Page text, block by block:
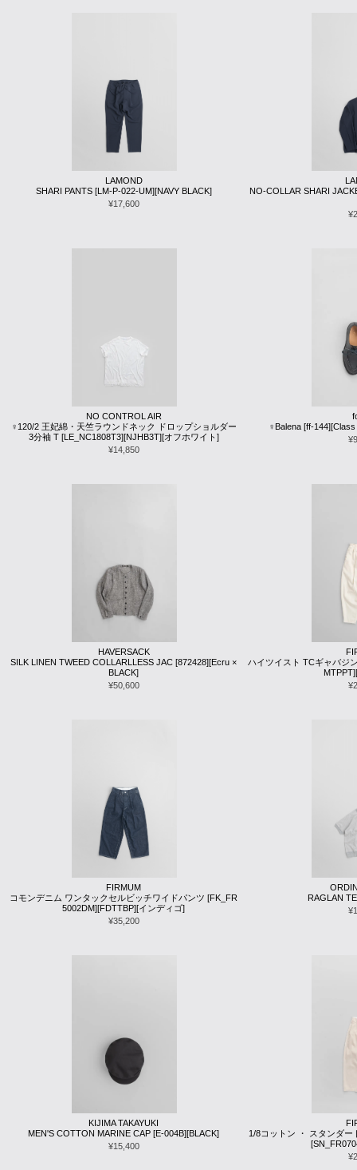
LAMOND
SHARI PANTS [LM-P-022-UM][NAVY BLACK]
¥17,600
NO-COLLAR SHARI
NO CONTROL AIR
♀120/2 王妃綿・天竺ラウンドネック ドロップショルダー
3分袖 T [LE_NC1808T3][NJHB3T][オフホワイト]
¥14,850
♀Balena [ff-
HAVERSACK
SILK LINEN TWEED COLLARLLESS JAC [872428][Ecru ×
BLACK]
¥50,600
ハイツイスト TCギャバジ
FIRMUM
コモンデニム ワンタックセルビッチワイドパンツ [FK_FR
5002DM][FDTTBP][インディゴ]
¥35,200
RAGLAN
KIJIMA TAKAYUKI
MEN'S COTTON MARINE CAP [E-004B][BLACK]
¥15,400
1/8コットン ・ スタンダ